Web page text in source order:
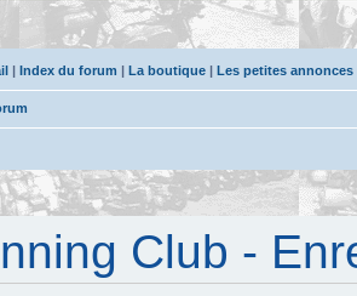
| Index du forum | La boutique | Les petites
Club -